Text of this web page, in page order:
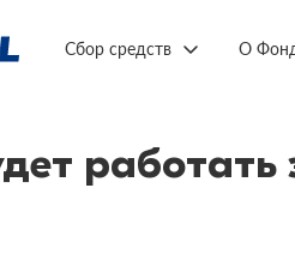
Сбор средств О